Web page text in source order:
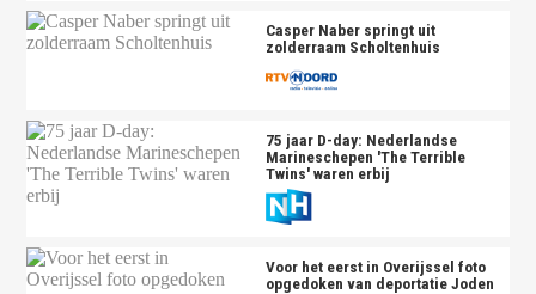
Casper Naber springt uit
zolderraam Scholtenhuis
75 jaar D-day: Nederlandse
Marineschepen 'The Terrible
Twins' waren erbij
Voor het eerst in Overijssel foto
opgedoken van deportatie Joden